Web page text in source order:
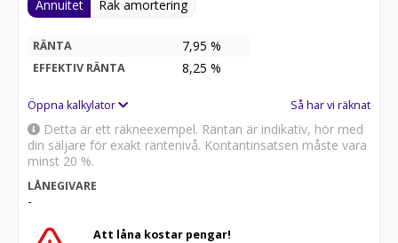
Annuitet Rak amortering
RÄNTA 7,95 %
EFFEKTIV RÄNTA 8,25 %
Öppna kalkylator Så har vi räknat
Detta är ett räkneexempel. Räntan är indikativ, hör med
din säljare för exakt räntenivå. Kontantinsatsen måste vara
minst 20 %.
LÅNEGIVARE
-
Att låna kostar pengar!